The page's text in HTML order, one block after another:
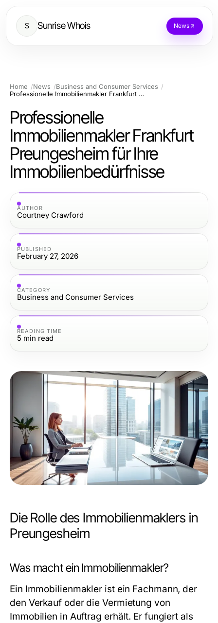
S Sunrise Whois News
Home News
Business and Consumer Services
Professionelle Immobilienmakler Frankfurt Preungesheim für Ihre Immobilienbedürfnisse
Professionelle
Immobilienmakler Frankfurt
Preungesheim für Ihre
Immobilienbedürfnisse
AUTHOR
Courtney Crawford
PUBLISHED
February 27, 2026
CATEGORY
Business and Consumer Services
READING TIME
5 min read
Die Rolle des Immobilienmaklers in
Preungesheim
Was macht ein Immobilienmakler?
Ein Immobilienmakler ist ein Fachmann, der
den Verkauf oder die Vermietung von
Immobilien in Auftrag erhält. Er fungiert als